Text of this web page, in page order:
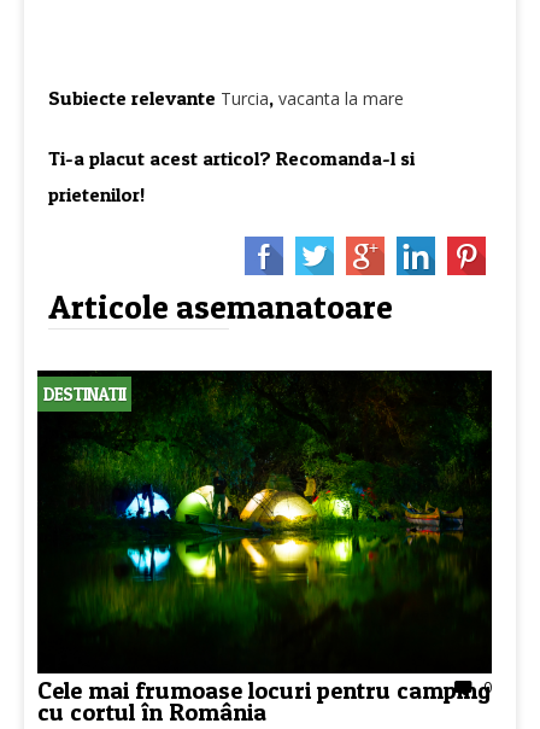
Subiecte relevante Turcia, vacanta la mare
Ti-a placut acest articol? Recomanda-l si
prietenilor!
Articole asemanatoare
DESTINATII
0
Cele mai frumoase locuri pentru camping
cu cortul în România